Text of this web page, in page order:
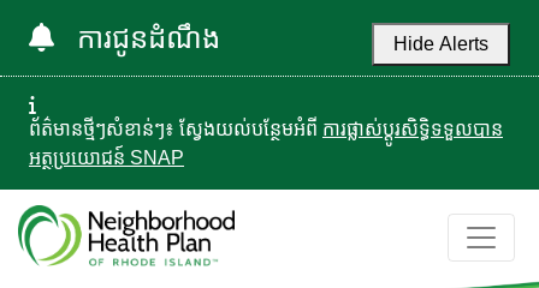
ការជូនដំណឹង Hide Alerts
ព័ត៌មានថ្មីៗសំខាន់ៗ៖ ស្វែងយល់បន្ថែមអំពី ការផ្លាស់ប្តូរសិទ្ធិទទួលបាន
អត្ថប្រយោជន៍ SNAP